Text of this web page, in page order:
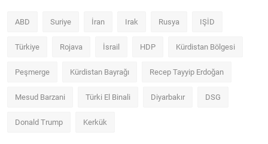
ABD Suriye İran Irak Rusya IŞİD
Türkiye Rojava İsrail HDP Kürdistan Bölgesi
Peşmerge Kürdistan Bayrağı Recep Tayyip Erdoğan
Mesud Barzani Türki El Binali Diyarbakır DSG
Donald Trump Kerkük